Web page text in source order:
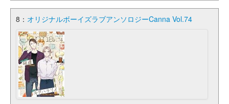
8： オリジナルボーイズラブアンソロジーCanna Vol.74